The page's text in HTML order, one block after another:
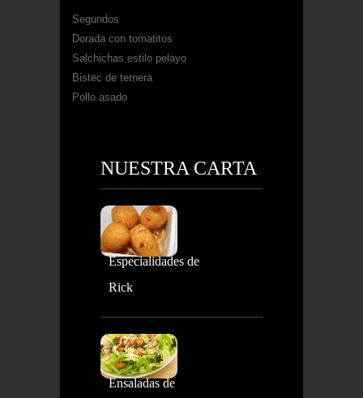
Segundos
Dorada con tomatitos
Salchichas estilo pelayo
Bistec de ternera
Pollo asado
NUESTRA CARTA
Especialidades de
Rick
Ensaladas de